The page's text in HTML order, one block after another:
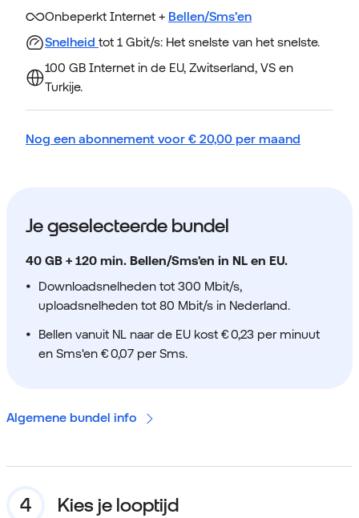
Onbeperkt Internet + Bellen/Sms’en
Snelheid tot 1 Gbit/s: Het snelste van het snelste.
100 GB Internet in de EU, Zwitserland, VS en
Turkije.
Nog een abonnement voor € 20,00 per maand
Je geselecteerde bundel
40 GB + 120 min. Bellen/Sms'en in NL en EU.
Downloadsnelheden tot 300 Mbit/s,
uploadsnelheden tot 80 Mbit/s in Nederland.
Bellen vanuit NL naar de EU kost € 0,23 per minuut
en Sms'en € 0,07 per Sms.
Algemene bundel info
Kies je looptijd